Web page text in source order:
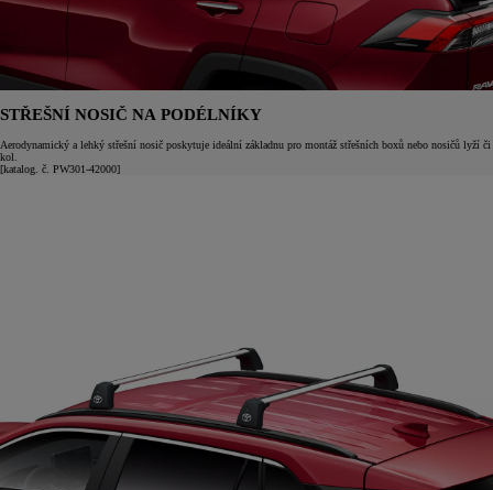
STŘEŠNÍ NOSIČ NA PODÉLNÍKY
Aerodynamický a lehký střešní nosič poskytuje ideální základnu pro montáž střešních boxů nebo nosičů lyží či
kol.
[katalog. č. PW301-42000]